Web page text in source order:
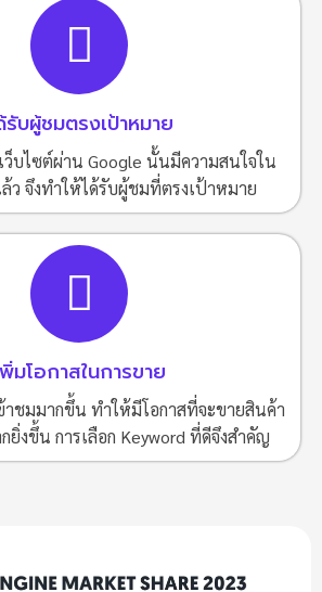
รับผู้ชมตรงเป้าหมาย
ว็บไซต์ผ่าน Google นั้นมีความสนใจใน
ว จึงทำให้ได้รับผู้ชมที่ตรงเป้าหมาย
มโอกาสในการขาย
าชมมากขึ้น ทำให้มีโอกาสที่จะขายสินค้า
ยิ่งขึ้น การเลือก Keyword ที่ดีจึงสำคัญ